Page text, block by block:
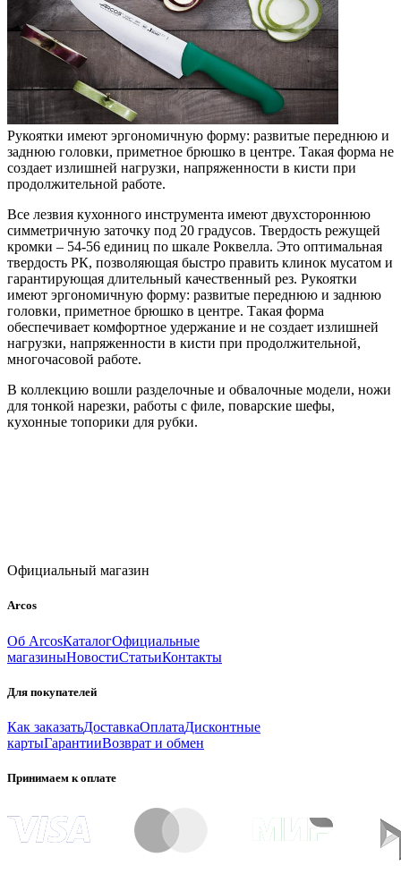
Рукоятки имеют эргономичную форму: развитые переднюю и
заднюю головки, приметное брюшко в центре. Такая форма не
создает излишней нагрузки, напряженности в кисти при
продолжительной работе.
Все лезвия кухонного инструмента имеют двухстороннюю
симметричную заточку под 20 градусов. Твердость режущей
кромки – 54-56 единиц по шкале Роквелла. Это оптимальная
твердость РК, позволяющая быстро править клинок мусатом и
гарантирующая длительный качественный рез. Рукоятки
имеют эргономичную форму: развитые переднюю и заднюю
головки, приметное брюшко в центре. Такая форма
обеспечивает комфортное удержание и не создает излишней
нагрузки, напряженности в кисти при продолжительной,
многочасовой работе.
В коллекцию вошли разделочные и обвалочные модели, ножи
для тонкой нарезки, работы с филе, поварские шефы,
кухонные топорики для рубки.
Официальный магазин
Arcos
Об ArcosКаталогОфициальные
магазиныНовостиСтатьиКонтакты
Для покупателей
Как заказатьДоставкаОплатаДисконтные
картыГарантииВозврат и обмен
Принимаем к оплате